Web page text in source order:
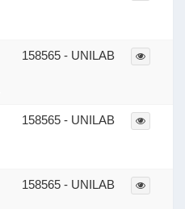
158565 - UNILAB
158565 - UNILAB
158565 - UNILAB